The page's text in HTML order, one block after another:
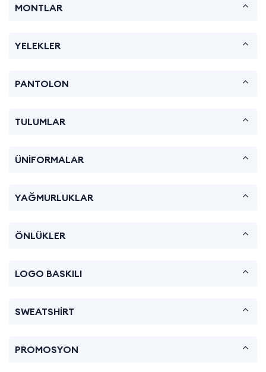
MONTLAR
YELEKLER
PANTOLON
TULUMLAR
ÜNİFORMALAR
YAĞMURLUKLAR
ÖNLÜKLER
LOGO BASKILI
SWEATSHİRT
PROMOSYON